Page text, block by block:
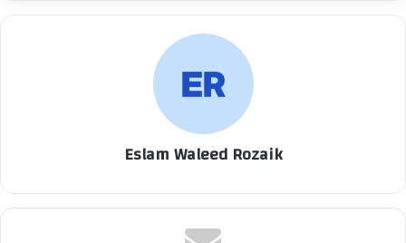
Eslam Waleed Rozaik